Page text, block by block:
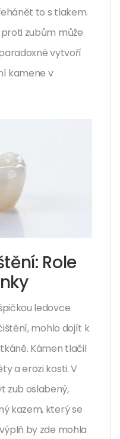
to s tlakem.
zubům může
vytvoří
kamene v
Role
ledovce.
mohlo dojít k
Kámen tlačil
a erozi kosti. V
zub oslabený,
kazem, který se
by zde mohla